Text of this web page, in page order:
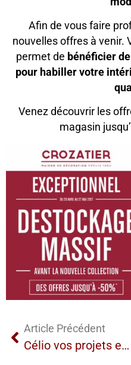
Afin de vous faire
nouvelles offres à venir.
permet de bénéficier
pour habiller votre
Venez découvrir les
magasin
Article Précédent
Célio vos projets en 3D